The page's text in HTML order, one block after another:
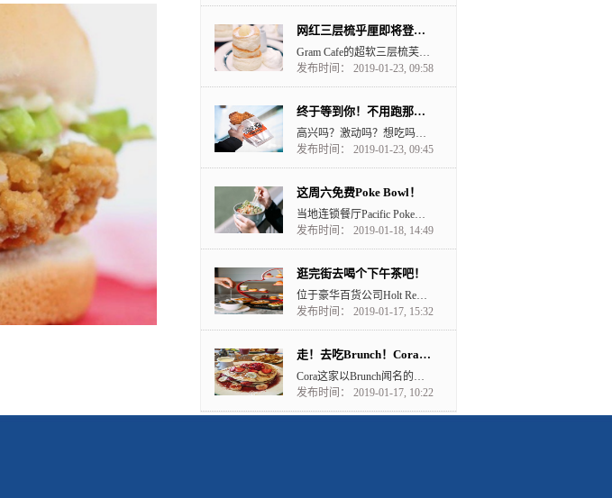
网红三层梳乎厘即将登陆大温
Gram Cafe的超软三层梳芙厘在香港和泰国都有店。 前段时间还看到抖音的筒子们都去吃呢！ 可...
发布时间： 2019-01-23, 09:58
终于等到你！不用跑那么远吃鸡排了！
高兴吗？激动吗？想吃吗？ 住在downtown的小伙伴们要沸腾了。 大家对Richmond的台湾...
发布时间： 2019-01-23, 09:45
这周六免费Poke Bowl！
当地连锁餐厅Pacific Poke即将在温哥华市中心开新店。 Pacific Poke将于1月1...
发布时间： 2019-01-18, 14:49
逛完街去喝个下午茶吧！
位于豪华百货公司Holt Renfrew的ColetteGrandCafé咖啡厅以法国...
发布时间： 2019-01-17, 15:32
走！去吃Brunch！Cora在Surrey开业
Cora这家以Brunch闻名的餐厅要在素里开业了！ 加拿大早餐连锁店来自蒙特利尔的Saint-L...
发布时间： 2019-01-17, 10:22